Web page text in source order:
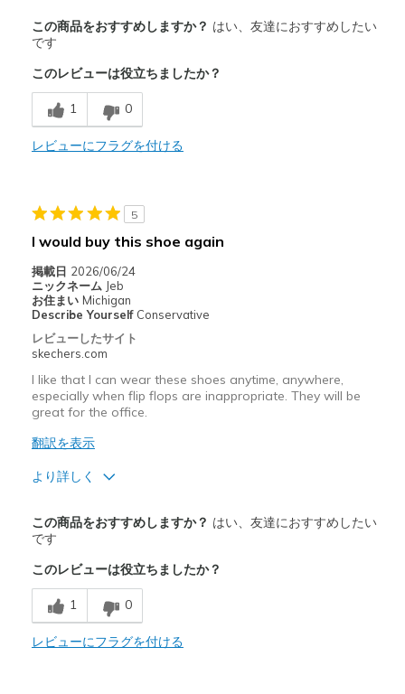
Breathe Well
Comfortable
easy slip on
以下に最適
Width
Sizing
Feels true to size
この商品をおすすめしますか？ はい、友達におすすめしたい
です
このレビューは役立ちましたか？
1 0
レビューにフラグを付ける
5
I would buy this shoe again
掲載日 2026/06/24
ニックネーム Jeb
お住まい Michigan
Describe Yourself Conservative
レビューしたサイト
skechers.com
I like that I can wear these shoes anytime, anywhere,
especially when flip flops are inappropriate. They will be
great for the office.
翻訳を表示
より詳しく
Attractive Design
Comfortable
Stylish
商品が期待と異なったレビュー
この商品をおすすめしますか？ はい、友達におすすめしたい
です
このレビューは役立ちましたか？
1 0
レビューにフラグを付ける